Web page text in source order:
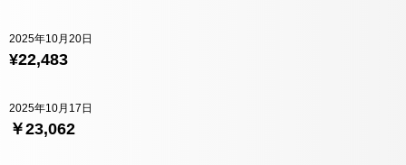
¥22,483
2025年10月20日
￥23,062
2025年10月17日